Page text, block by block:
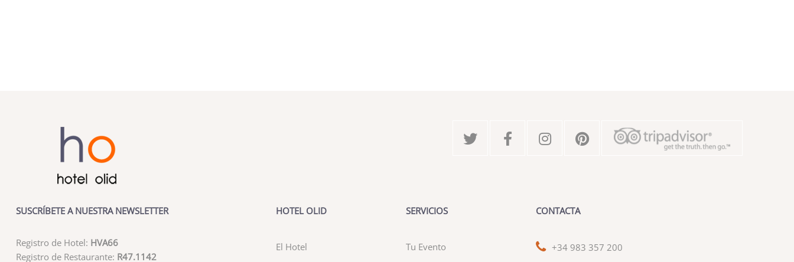
SUSCRÍBETE A NUESTRA NEWSLETTER
Registro de Hotel: HVA66
Registro de Restaurante: R47.1142
HOTEL OLID
El Hotel
SERVICIOS
Tu Evento
CONTACTA
+34 983 357 200